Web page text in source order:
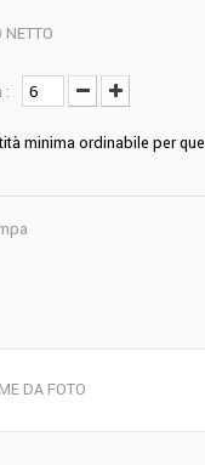
NETTO
:
minima ordinabile per
DA FOTO